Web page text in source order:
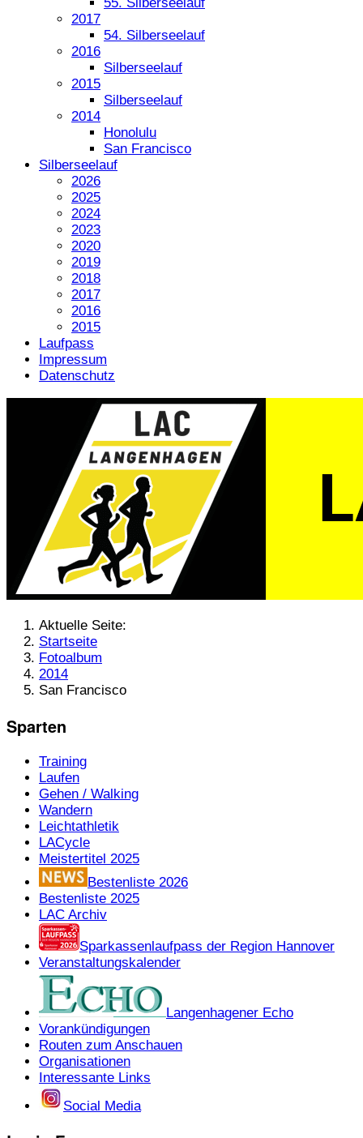
2017
54. Silberseelauf
2016
Silberseelauf
2015
Silberseelauf
2014
Honolulu
San Francisco
Silberseelauf
2026
2025
2024
2023
2020
2019
2018
2017
2016
2015
Laufpass
Impressum
Datenschutz
Aktuelle Seite:
Startseite
Fotoalbum
2014
San Francisco
Sparten
Training
Laufen
Gehen / Walking
Wandern
Leichtathletik
LACycle
Meistertitel 2025
Bestenliste 2026
Bestenliste 2025
LAC Archiv
Sparkassenlaufpass der Region Hannover
Veranstaltungskalender
Langenhagener Echo
Vorankündigungen
Routen zum Anschauen
Organisationen
Interessante Links
Social Media